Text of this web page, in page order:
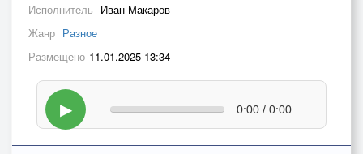
Исполнитель Иван Макаров
Жанр Разное
Размещено 11.01.2025 13:34
▶ 0:00 / 0:00